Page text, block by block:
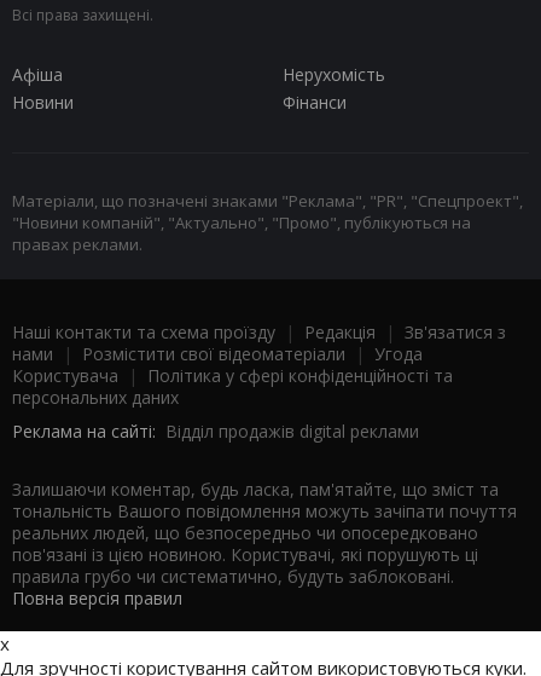
Всі права захищені.
Афіша
Нерухомість
Новини
Фінанси
Матеріали, що позначені знаками "Реклама", "PR", "Спецпроект",
"Новини компаній", "Актуально", "Промо", публікуються на
правах реклами.
Наші контакти та схема проїзду | Редакція | Зв'язатися з
нами | Розмістити свої відеоматеріали | Угода
Користувача |
Політика у сфері конфіденційності та
персональних даних
Реклама на сайті: Відділ продажів digital реклами
Залишаючи коментар, будь ласка, пам'ятайте, що зміст та
тональність Вашого повідомлення можуть зачіпати почуття
реальних людей, що безпосередньо чи опосередковано
пов'язані із цією новиною. Користувачі, які порушують ці
правила грубо чи систематично, будуть заблоковані.
Повна версія правил
x
Для зручності користування сайтом використовуються куки.